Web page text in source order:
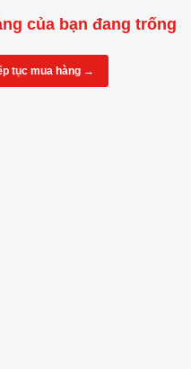
của bạn đang trống
tục mua hàng →